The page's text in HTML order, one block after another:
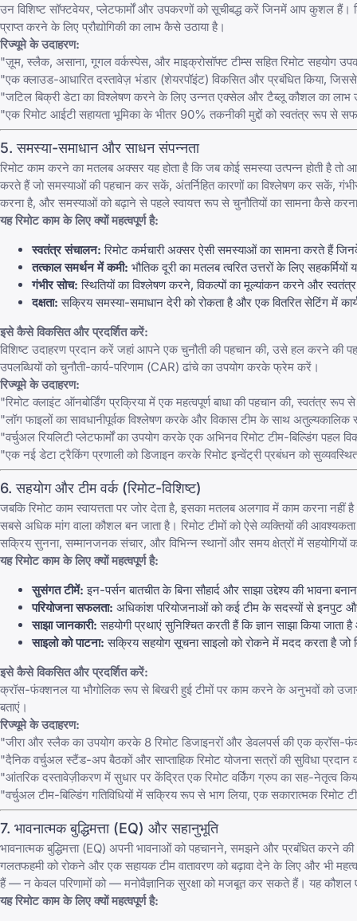
उन विशिष्ट सॉफ्टवेयर, प्लेटफार्मों और उपकरणों को सूचीबद्ध करें जिनमें आप कुशल हैं।
प्राप्त करने के लिए प्रौद्योगिकी का लाभ कैसे उठाया है।
रिज्यूमे के उदाहरण:
"ज़ूम, स्लैक, असाना, गूगल वर्कस्पेस, और माइक्रोसॉफ्ट टीम्स सहित रिमोट सहयोग
"एक क्लाउड-आधारित दस्तावेज़ भंडार (शेयरपॉइंट) विकसित और प्रबंधित किया,
"जटिल बिक्री डेटा का विश्लेषण करने के लिए उन्नत एक्सेल और टैब्लू कौशल का लाभ
"एक रिमोट आईटी सहायता भूमिका के भीतर 90% तकनीकी मुद्दों को स्वतंत्र रूप से
5. समस्या-समाधान और साधन संपन्नता
रिमोट काम करने का मतलब अक्सर यह होता है कि जब कोई समस्या उत्पन्न होती है तो
करते हैं जो समस्याओं की पहचान कर सकें, अंतर्निहित कारणों का विश्लेषण कर सकें,
करना है, और समस्याओं को बढ़ाने से पहले स्वायत्त रूप से चुनौतियों का सामना कैसे
यह रिमोट काम के लिए क्यों महत्वपूर्ण है:
स्वतंत्र संचालन: रिमोट कर्मचारी अक्सर ऐसी समस्याओं का सामना करते हैं
तत्काल समर्थन में कमी: भौतिक दूरी का मतलब त्वरित उत्तरों के लिए
गंभीर सोच: स्थितियों का विश्लेषण करने, विकल्पों का मूल्यांकन करने और
दक्षता: सक्रिय समस्या-समाधान देरी को रोकता है और एक वितरित सेटिंग में
इसे कैसे विकसित और प्रदर्शित करें:
विशिष्ट उदाहरण प्रदान करें जहां आपने एक चुनौती की पहचान की, उसे हल करने की
उपलब्धियों को चुनौती-कार्य-परिणाम (CAR) ढांचे का उपयोग करके फ्रेम करें।
रिज्यूमे के उदाहरण:
"रिमोट क्लाइंट ऑनबोर्डिंग प्रक्रिया में एक महत्वपूर्ण बाधा की पहचान की, स्वतंत्र
"लॉग फाइलों का सावधानीपूर्वक विश्लेषण करके और विकास टीम के साथ
"वर्चुअल रियलिटी प्लेटफार्मों का उपयोग करके एक अभिनव रिमोट टीम-बिल्डिंग
"एक नई डेटा ट्रैकिंग प्रणाली को डिजाइन करके रिमोट इन्वेंट्री प्रबंधन को
6. सहयोग और टीम वर्क (रिमोट-विशिष्ट)
जबकि रिमोट काम स्वायत्तता पर जोर देता है, इसका मतलब अलगाव में काम करना
सबसे अधिक मांग वाला कौशल बन जाता है। रिमोट टीमों को ऐसे व्यक्तियों की
सक्रिय सुनना, सम्मानजनक संचार, और विभिन्न स्थानों और समय क्षेत्रों में सहयोगियों
यह रिमोट काम के लिए क्यों महत्वपूर्ण है:
सुसंगत टीमें: इन-पर्सन बातचीत के बिना सौहार्द और साझा उद्देश्य की
परियोजना सफलता: अधिकांश परियोजनाओं को कई टीम के सदस्यों से इनपुट
साझा जानकारी: सहयोगी प्रथाएं सुनिश्चित करती हैं कि ज्ञान साझा किया
साइलो को पाटना: सक्रिय सहयोग सूचना साइलो को रोकने में मदद करता है जो
इसे कैसे विकसित और प्रदर्शित करें:
क्रॉस-फंक्शनल या भौगोलिक रूप से बिखरी हुई टीमों पर काम करने के अनुभवों को
बताएं।
रिज्यूमे के उदाहरण:
"जीरा और स्लैक का उपयोग करके 8 रिमोट डिजाइनरों और डेवलपर्स की एक क्रॉस-
"दैनिक वर्चुअल स्टैंड-अप बैठकों और साप्ताहिक रिमोट योजना सत्रों की सुविधा
"आंतरिक दस्तावेज़ीकरण में सुधार पर केंद्रित एक रिमोट वर्किंग ग्रुप का सह-नेतृत्व
"वर्चुअल टीम-बिल्डिंग गतिविधियों में सक्रिय रूप से भाग लिया, एक सकारात्मक रिमोट
7. भावनात्मक बुद्धिमत्ता (EQ) और सहानुभूति
भावनात्मक बुद्धिमत्ता (EQ) अपनी भावनाओं को पहचानने, समझने और प्रबंधित करने की
गलतफहमी को रोकने और एक सहायक टीम वातावरण को बढ़ावा देने के लिए और भी
हैं — न केवल परिणामों को — मनोवैज्ञानिक सुरक्षा को मजबूत कर सकते हैं। यह कौशल
यह रिमोट काम के लिए क्यों महत्वपूर्ण है: